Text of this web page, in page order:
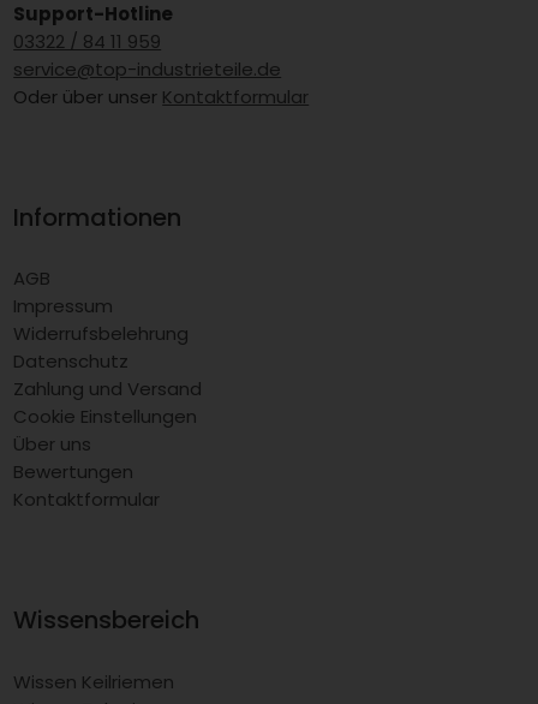
Support-Hotline
03322 / 84 11 959
service@top-industrieteile.de
Oder über unser Kontaktformular
Informationen
AGB
Impressum
Widerrufsbelehrung
Datenschutz
Zahlung und Versand
Cookie Einstellungen
Über uns
Bewertungen
Kontaktformular
Wissensbereich
Wissen Keilriemen